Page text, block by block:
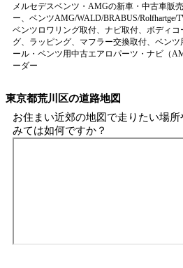
メルセデスベンツ・AMGの新車・中古車販
ー、ベンツAMG/WALD/BRABUS/Rolfhartge/
ベンツロワリング取付、ナビ取付、ボディ
グ、ラッピング、マフラー交換取付、ベン
ール・ベンツ用中古エアロパーツ・ナビ（
ーダー
東京都荒川区の道路地図
お住まい近郊の地図で走りたい場
みては如何ですか？